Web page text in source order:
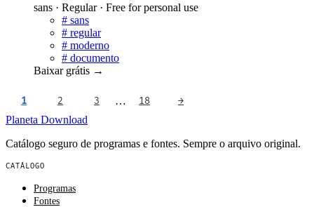
sans · Regular · Free for personal use
# sans
# regular
# moderno
# documento
Baixar grátis →
1 2 3 18
→
Planeta Download
Catálogo seguro de programas e fontes. Sempre o arquivo original.
CATÁLOGO
Programas
Fontes